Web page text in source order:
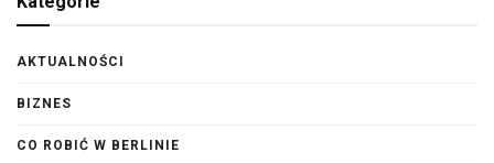
AKTUALNOŚCI
BIZNES
CO ROBIĆ W BERLINIE